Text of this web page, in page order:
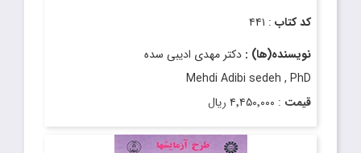
کد کتاب : ۴۴۱
نویسنده(ها) : دکتر مهدى ادیبى سده
Mehdi Adibi sedeh , PhD
قیمت : ۴٬۴۵۰٬۰۰۰ ریال
: تیر ۱۴۰۴